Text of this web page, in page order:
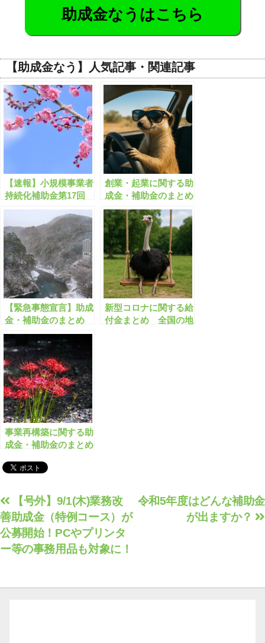
助成金なうはこちら
【助成金なう】人気記事・関連記事
【速報】小規模事業者
持続化補助金第17回
の公募開始【最大250
万/補助率4分の3】
創業・起業に関する助
成金・補助金のまとめ
【有料会員限定】
【緊急事態宣言】助成
金・補助金のまとめ
時短営業/売上減少/休
業/事業再開/一時金/上
乗せ支給 など【有料
会員限定】
新型コロナに関する給
付金まとめ 全国の地
事業再構築に関する助
成金・補助金のまとめ
県1600万/千葉県1000
定】
投
稿
ナ
ビ
令和5年度はどんな補助金
が出ますか？
【号外】9/1(木)業務改
善助成金（特例コース）が
公募開始！PCやプリンタ
ー等の事務用品も対象に！